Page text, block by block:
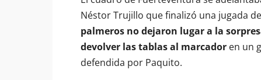
Néstor Trujillo que finalizó una jugada
palmeros no dejaron lugar a la
devolver las tablas al marcador en un
defendida por Paquito.